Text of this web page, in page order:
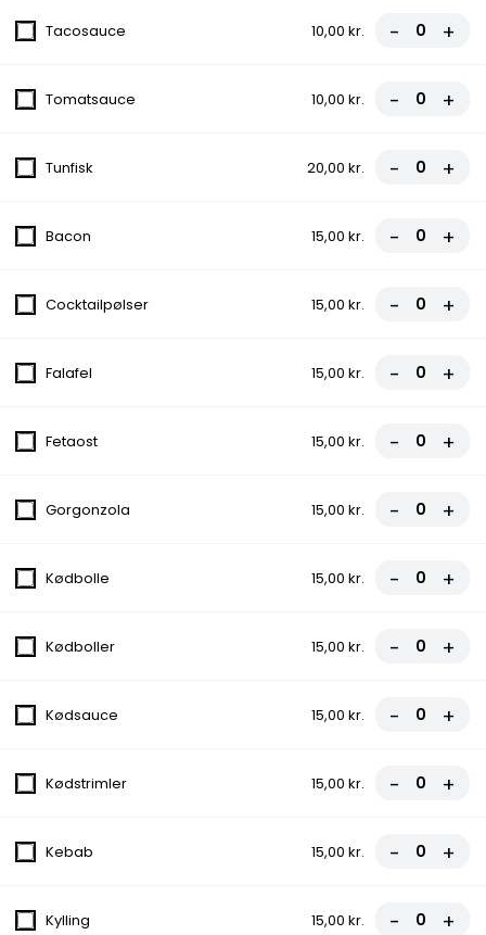
8. City Pizza
fra
9. Quattro Stagioni
Tomatsauce, Ost, Skinke, Bacon,
fra 100,00 kr.
10. Amigos
fra 110,00 kr.
11. Vegetariana
fra 100,00 kr.
12. First Food
fra 85,00 kr.
13. Italiana
fra 90,00 kr.
14. Gourmet
fra 100,00 kr.
Tacosauce 10,00 kr. - +
Tomatsauce 10,00 kr. - +
Tunfisk 20,00 kr. - +
Bacon 15,00 kr. - +
Cocktailpølser 15,00 kr. - +
Falafel 15,00 kr. - +
Fetaost 15,00 kr. - +
Gorgonzola 15,00 kr. - +
Kødbolle 15,00 kr. - +
Kødboller 15,00 kr. - +
Kødsauce 15,00 kr. - +
Kødstrimler 15,00 kr. - +
Kebab 15,00 kr. - +
Kylling 15,00 kr. - +